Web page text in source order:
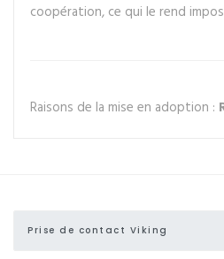
coopération, ce qui le rend
Raisons de la mise en adoption :